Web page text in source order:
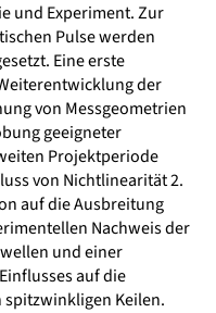
und Experiment. Zur
Pulse werden
Eine erste
der
von Messgeometrien
geeigneter
Projektperiode
von Nichtlinearität 2.
auf die Ausbreitung
Nachweis der
und einer
auf die
Keilen.